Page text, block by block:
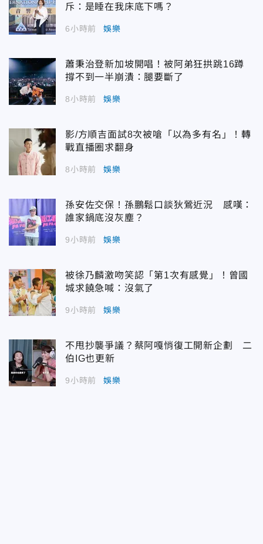
斥：是睡在我床底下嗎？
6小時前 娛樂
蕭秉治登新加坡開唱！被阿弟狂拱跳16蹲
撐不到一半崩潰：腿要斷了
8小時前 娛樂
影/方順吉面試8次被嗆「以為多有名」！轉
戰直播圈求翻身
8小時前 娛樂
孫安佐交保！孫鵬鬆口談狄鶯近況 感嘆：
誰家鍋底沒灰塵？
9小時前 娛樂
被徐乃麟激吻笑認「第1次有感覺」！曾國
城求饒急喊：沒氣了
9小時前 娛樂
不甩抄襲爭議？蔡阿嘎悄復工開新企劃 二
伯IG也更新
9小時前 娛樂